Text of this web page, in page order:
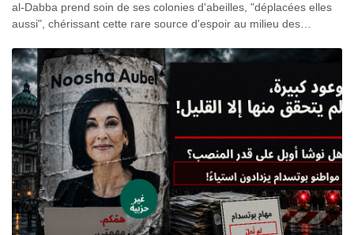
al-Dabba prend soin de ses colonies d'abeilles, "déplacées elles
aussi", chérissant cette rare source d'espoir au milieu des